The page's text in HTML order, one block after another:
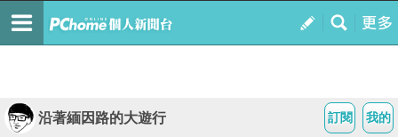
我的
訂閱
沿著緬因路的大遊行